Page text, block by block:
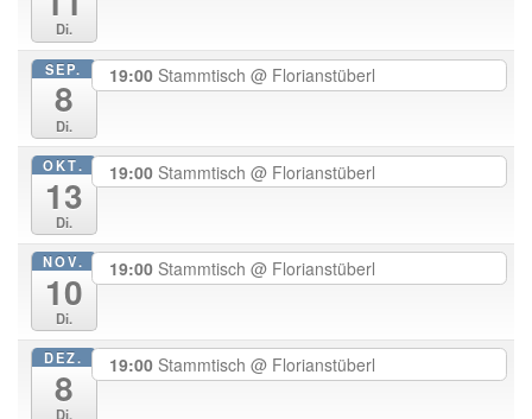
Di.
SEP.
8
Di.
19:00 Stammtisch @ Florianstüberl
OKT.
13
Di.
19:00 Stammtisch @ Florianstüberl
NOV.
10
Di.
19:00 Stammtisch @ Florianstüberl
DEZ.
8
Di.
19:00 Stammtisch @ Florianstüberl